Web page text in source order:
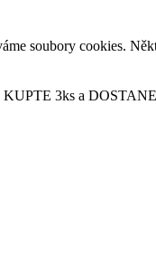
soubory cookies.
3ks a